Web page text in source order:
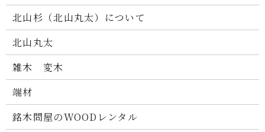
北山杉（北山丸太）について
北山丸太
雑木 変木
端材
銘木問屋のWOODレンタル